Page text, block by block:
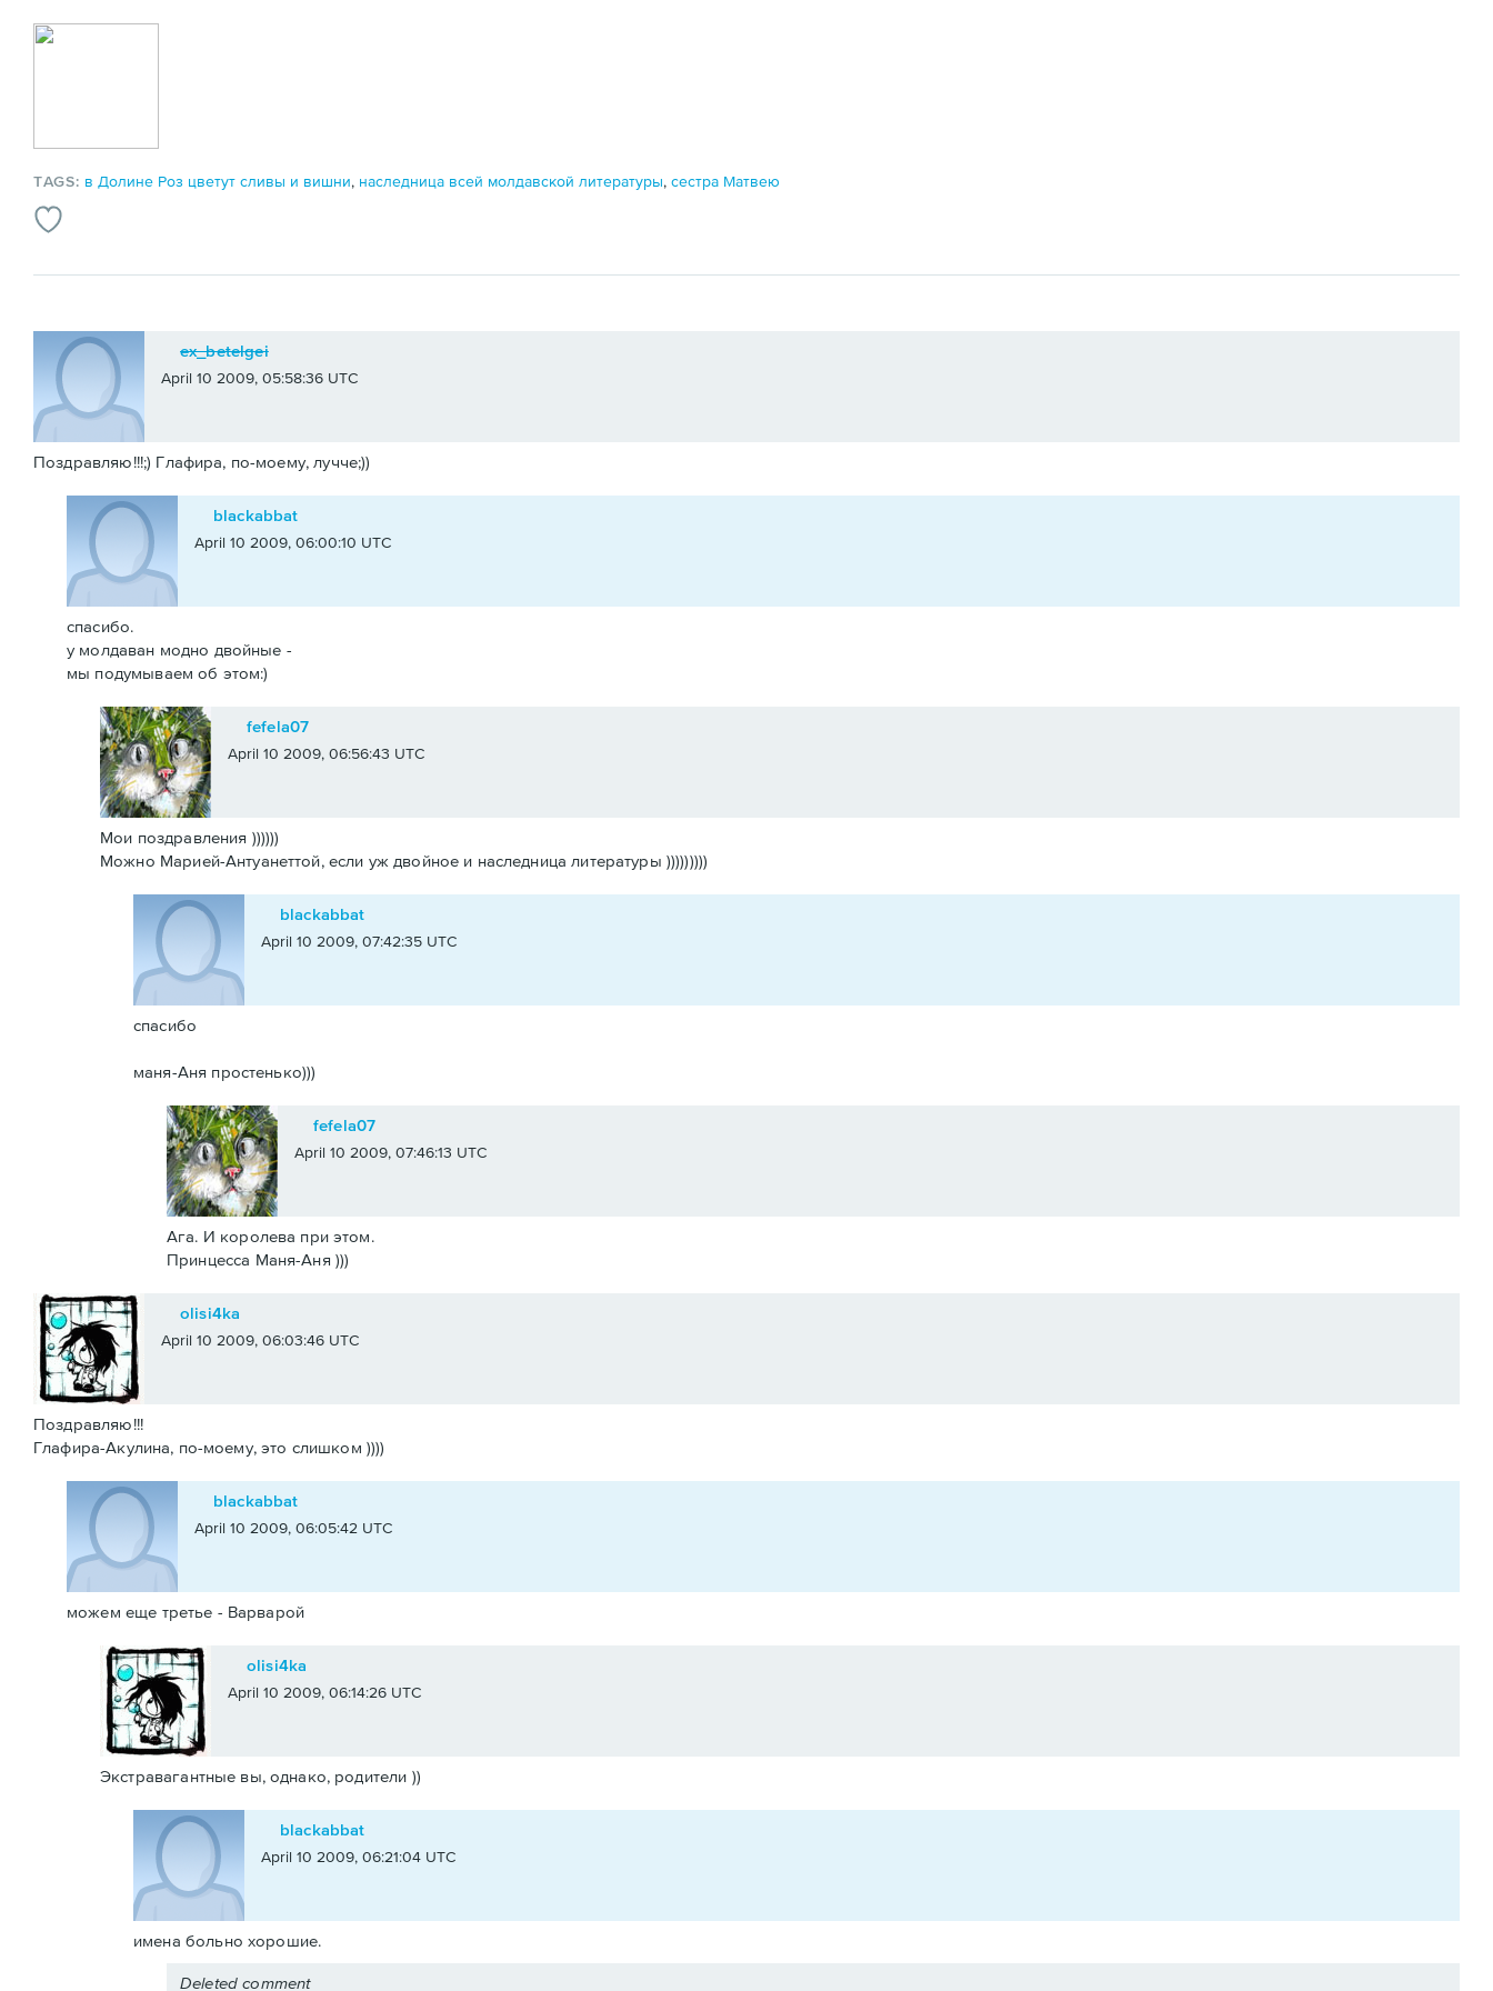
TAGS: в Долине Роз цветут сливы и вишни, наследница всей молдавской литературы,сестра Матвею
ex_betelgei
April 10 2009, 05:58:36 UTC
Поздравляю!!!;) Глафира, по-моему, лучче;))
blackabbat
April 10 2009, 06:00:10 UTC
спасибо.
у молдаван модно двойные -
мы подумываем об этом:)
fefela07
April 10 2009, 06:56:43 UTC
Мои поздравления ))))))
Можно Марией-Антуанеттой, если уж двойное и наследница литературы )))))))))
blackabbat
April 10 2009, 07:42:35 UTC
спасибо
маня-Аня простенько)))
fefela07
April 10 2009, 07:46:13 UTC
Ага. И королева при этом.
Принцесса Маня-Аня )))
olisi4ka
April 10 2009, 06:03:46 UTC
Поздравляю!!!
Глафира-Акулина, по-моему, это слишком ))))
blackabbat
April 10 2009, 06:05:42 UTC
можем еще третье - Варварой
olisi4ka
April 10 2009, 06:14:26 UTC
Экстравагантные вы, однако, родители ))
blackabbat
April 10 2009, 06:21:04 UTC
имена больно хорошие.
Deleted comment